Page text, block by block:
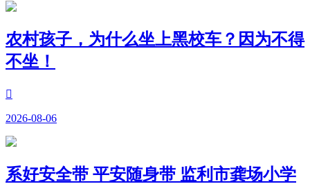
农村孩子，为什么坐上黑校车？因为不得
不坐！

2026-08-06
系好安全带 平安随身带 监利市龚场小学